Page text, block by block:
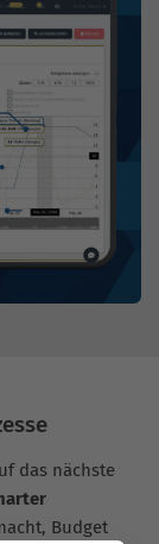
das nächste
Budget